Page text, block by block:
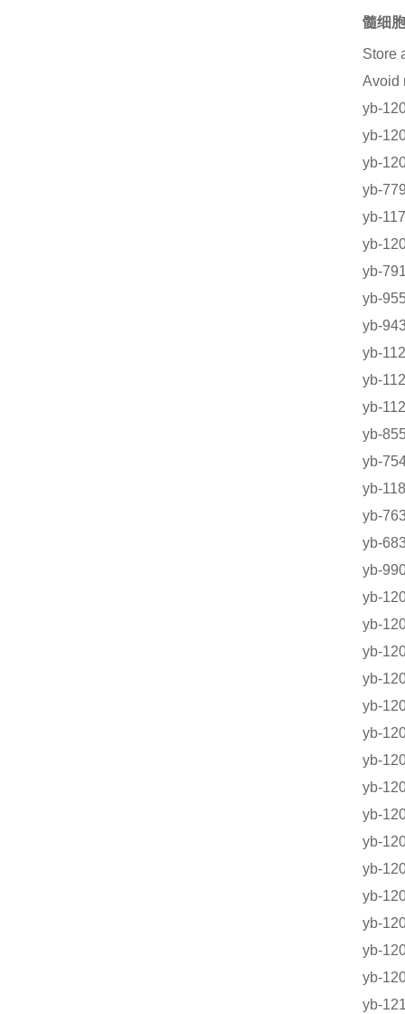
髓细
Store
Avoid
yb-
yb-
yb-
yb-
yb-
yb-
yb-
yb-
yb-
yb-
yb-
yb-
yb-
yb-
yb-
yb-
yb-
yb-
yb-
yb-
yb-
yb-
yb-
yb-
yb-
yb-
yb-
yb-
yb-
yb-
yb-
yb-
yb-
yb-